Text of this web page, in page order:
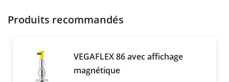
Produits recommandés
VEGAFLEX 86 avec affichage
magnétique